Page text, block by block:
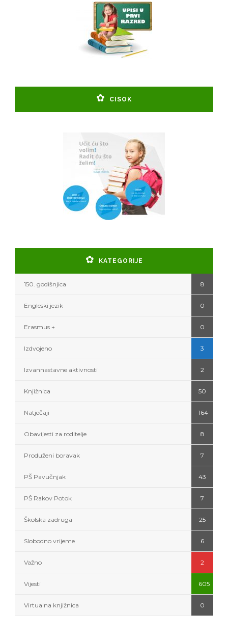
CISOK
KATEGORIJE
150. godišnjica 8
Engleski jezik 0
Erasmus + 0
Izdvojeno 3
Izvannastavne aktivnosti 2
Knjižnica 50
Natječaji 164
Obavijesti za roditelje 8
Produženi boravak 7
PŠ Pavučnjak 43
PŠ Rakov Potok 7
Školska zadruga 25
Slobodno vrijeme 6
Važno 2
Vijesti 605
Virtualna knjižnica 0